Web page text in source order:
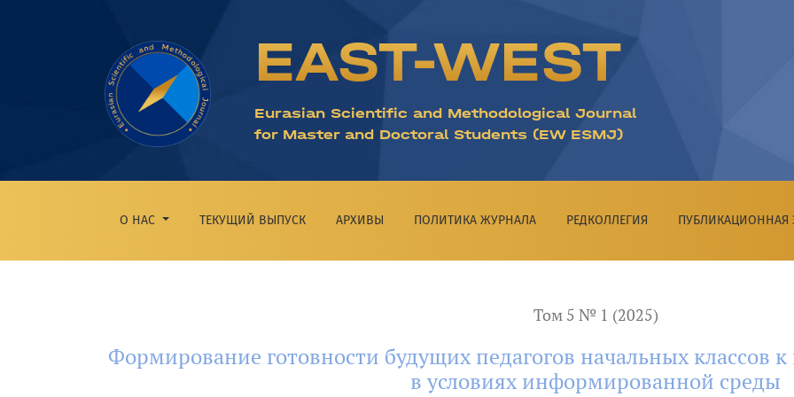
Формирование готовности будущих педагогов начальных классов к инклюзивному образованию в
EAST-WEST
Eurasian Scientific and Methodological Journal
for Master and Doctoral Students (EW ESMJ)
О НАС ТЕКУЩИЙ ВЫПУСК АРХИВЫ ПОЛИТИКА ЖУРНАЛА РЕДКОЛЛЕГИЯ ПУБЛИКАЦИОННАЯ
Том 5 № 1 (2025)
Формирование готовности будущих педагогов начальных классов
в условиях информированной среды